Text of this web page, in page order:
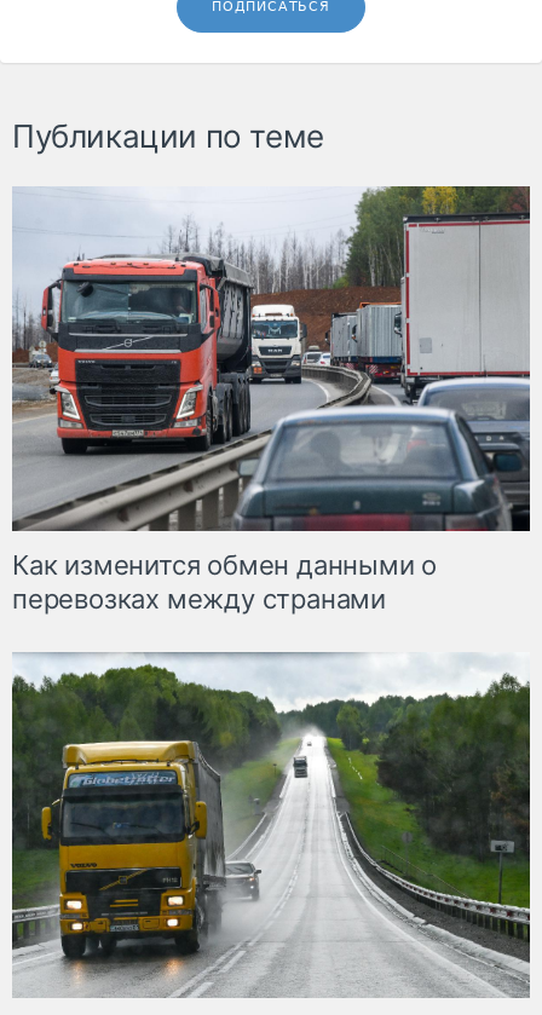
ПОДПИСАТЬСЯ
Публикации по теме
Как изменится обмен данными о
перевозках между странами